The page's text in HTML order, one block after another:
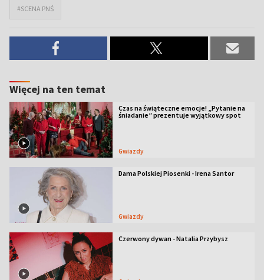
#SCENA PNŚ
Więcej na ten temat
Czas na świąteczne emocje! „Pytanie na
śniadanie” prezentuje wyjątkowy spot
Gwiazdy
Dama Polskiej Piosenki - Irena Santor
Gwiazdy
Czerwony dywan - Natalia Przybysz